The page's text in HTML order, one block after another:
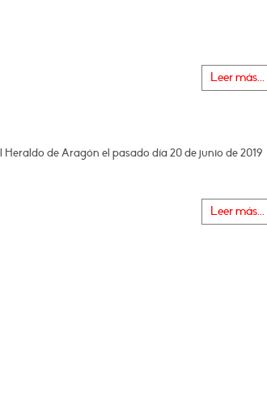
Leer más...
de Aragón el pasado día 20 de junio de 2019
Leer más...